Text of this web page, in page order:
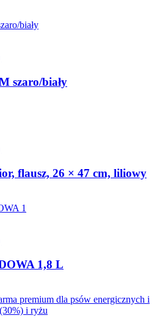
szaro/biały
flausz, 26 × 47 cm, liliowy
1,8 L